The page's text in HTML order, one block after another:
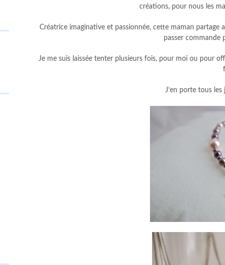
créations, pour nous les
Créatrice imaginative et passionnée, cette maman partage
passer commande
Je me suis laissée tenter plusieurs fois, pour moi ou pour
J’en porte tous les